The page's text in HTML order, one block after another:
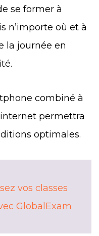
se former à
n’importe où et à
la journée en
combiné à
permettra
optimales.
vos classes
GlobalExam